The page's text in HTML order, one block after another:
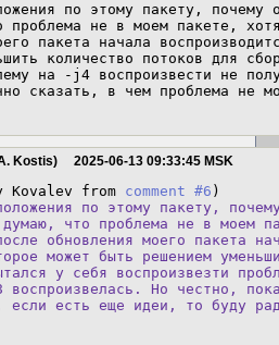
по этому пакету, почему
не в моем пакете,
пакета начала
количество потоков для
на -j4 воспроизвести не
сказать, в чем проблема не
Kostis) 2025-06-13 09:33:45 MSK
from comment #6
по этому пакету,
что проблема не в моем
обновления моего пакета
может быть решением
у себя воспроизвезти
Но честно,
если есть еще идеи, то буду